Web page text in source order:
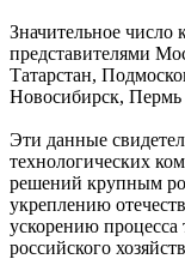
Значительное число
представителями
Татарстан,
Новосибирск,
Эти данные
технологических
решений крупным
укреплению
ускорению процесса
российского